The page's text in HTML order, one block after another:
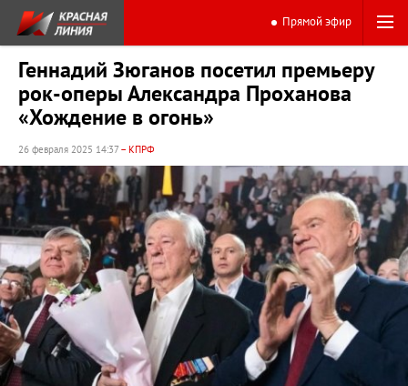
Прямой эфир
Геннадий Зюганов посетил премьеру
рок-оперы Александра Проханова
«Хождение в огонь»
26 февраля 2025 14:37– КПРФ